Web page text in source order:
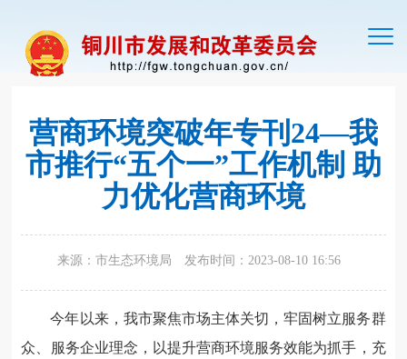
切
换
营商环境突破年专刊24—我
市推行“五个一”工作机制 助
力优化营商环境
来源：市生态环境局 发布时间：2023-08-10 16:56
今年以来，我市聚焦市场主体关切，牢固树立服务群
众、服务企业理念，以提升营商环境服务效能为抓手，充